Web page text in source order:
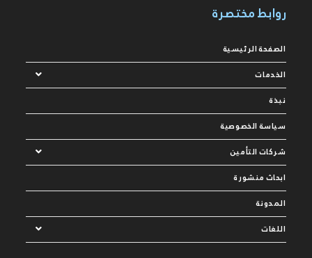
روابط مختصرة
الصفحة الرئيسية
الخدمات
نبذة
سياسة الخصوصية
شركات التأمين
ابحاث منشورة
المدونة
اللغات